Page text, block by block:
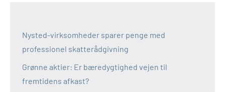
Nysted-virksomheder sparer penge med
professionel skatterådgivning
Grønne aktier: Er bæredygtighed vejen til
fremtidens afkast?